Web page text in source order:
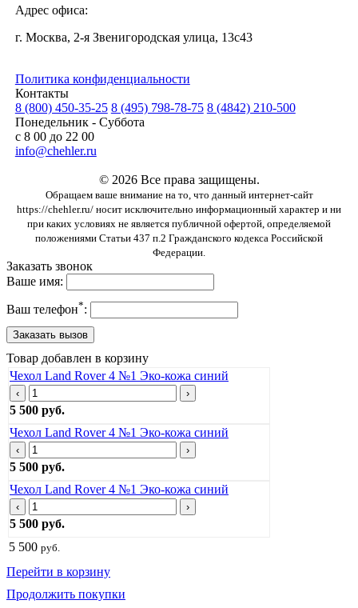
Адрес офиса:
г. Москва, 2-я Звенигородская улица, 13с43
Политика конфиденциальности
Контакты
8 (800) 450-35-25 8 (495) 798-78-75 8 (4842) 210-500
Понедельник - Суббота
с 8 00 до 22 00
info@chehler.ru
© 2026 Все права защищены.
Обращаем ваше внимание на то, что данный интернет-сайт
https://chehler.ru/ носит исключительно информационный характер и ни
при каких условиях не является публичной офертой, определяемой
положениями Статьи 437 п.2 Гражданского кодекса Российской
Федерации.
Заказать звонок
Ваше имя:
Ваш телефон*:
Товар добавлен в корзину
Чехол Land Rover 4 №1 Эко-кожа синий
‹ ›
5 500 руб.
Чехол Land Rover 4 №1 Эко-кожа синий
‹ ›
5 500 руб.
Чехол Land Rover 4 №1 Эко-кожа синий
‹ ›
5 500 руб.
5 500 руб.
Перейти в корзину
Продолжить покупки